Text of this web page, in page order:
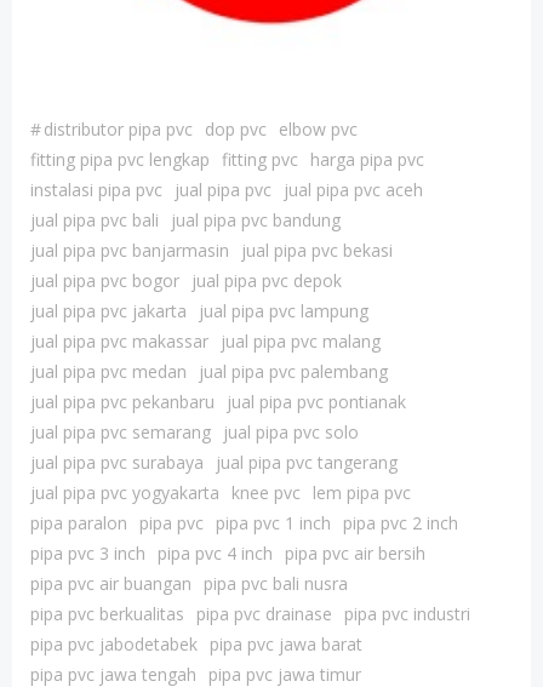
#distributor pipa pvc dop pvc
elbow pvc
fitting pipa pvc lengkap fitting pvc
harga pipa pvc
instalasi pipa pvc
jual pipa pvc
jual pipa pvc aceh
jual pipa pvc bali
jual pipa pvc bandung
jual pipa pvc banjarmasin
jual pipa pvc bekasi
jual pipa pvc bogor
jual pipa pvc depok
jual pipa pvc jakarta
jual pipa pvc lampung
jual pipa pvc makassar
jual pipa pvc malang
jual pipa pvc medan
jual pipa pvc palembang
jual pipa pvc pekanbaru
jual pipa pvc pontianak
jual pipa pvc semarang
jual pipa pvc solo
jual pipa pvc surabaya
jual pipa pvc tangerang
jual pipa pvc yogyakarta
knee pvc
lem pipa pvc
pipa paralon
pipa pvc pipa pvc 1 inch
pipa pvc 2 inch
pipa pvc 3 inch
pipa pvc 4 inch
pipa pvc air bersih
pipa pvc air buangan
pipa pvc bali nusra
pipa pvc berkualitas
pipa pvc drainase
pipa pvc industri
pipa pvc jabodetabek pipa pvc jawa barat
pipa pvc jawa tengah
pipa pvc jawa timur